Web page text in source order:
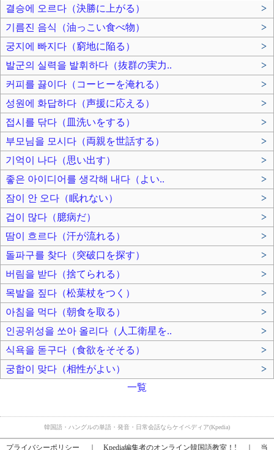
결승에 오르다（決勝に上がる）
>
기름진 음식（油っこい食べ物）
>
궁지에 빠지다（窮地に陥る）
>
발군의 실력을 발휘하다（抜群の実力..
>
커피를 끓이다（コーヒーを淹れる）
>
성원에 화답하다（声援に応える）
>
접시를 닦다（皿洗いをする）
>
부모님을 모시다（両親を世話する）
>
기억이 나다（思い出す）
>
좋은 아이디어를 생각해 내다（よい..
>
잠이 안 오다（眠れない）
>
겁이 많다（臆病だ）
>
땀이 흐르다（汗が流れる）
>
돌파구를 찾다（突破口を探す）
>
버림을 받다（捨てられる）
>
목발을 짚다（松葉杖をつく）
>
아침을 먹다（朝食を取る）
>
인공위성을 쏘아 올리다（人工衛星を..
>
식욕을 돋구다（食欲をそそる）
>
궁합이 맞다（相性がよい）
>
一覧
韓国語・ハングルの単語・発音・日常会話ならケイペディア(Kpedia)
プライバシーポリシー Kpedia編集者のオンライン韓国語教室！! 当